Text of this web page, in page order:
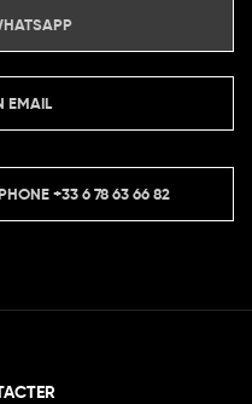
EMAIL
+33 6 78 63 66 82